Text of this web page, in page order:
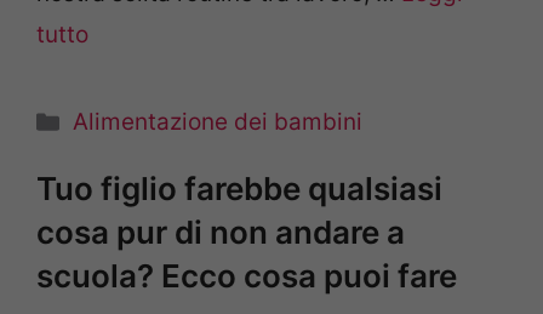
tutto
Categorie
Alimentazione dei bambini
Tuo figlio farebbe qualsiasi
cosa pur di non andare a
scuola? Ecco cosa puoi fare